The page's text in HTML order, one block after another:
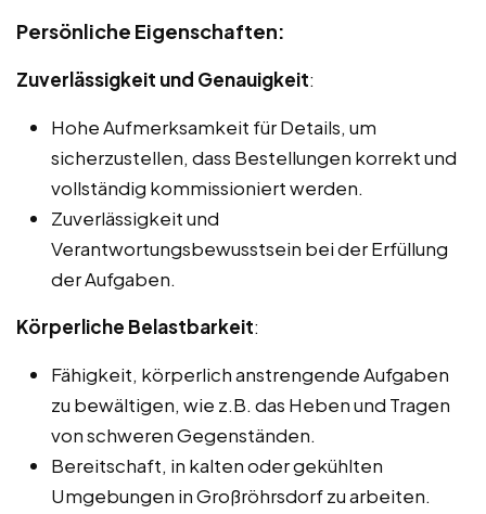
Persönliche Eigenschaften:
Zuverlässigkeit und Genauigkeit:
Hohe Aufmerksamkeit für Details, um
sicherzustellen, dass Bestellungen korrekt und
vollständig kommissioniert werden.
Zuverlässigkeit und
Verantwortungsbewusstsein bei der Erfüllung
der Aufgaben.
Körperliche Belastbarkeit:
Fähigkeit, körperlich anstrengende Aufgaben
zu bewältigen, wie z.B. das Heben und Tragen
von schweren Gegenständen.
Bereitschaft, in kalten oder gekühlten
Umgebungen in Großröhrsdorf zu arbeiten.